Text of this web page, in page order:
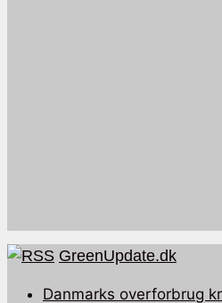
GreenUpdate.dk
Danmarks overforbrug